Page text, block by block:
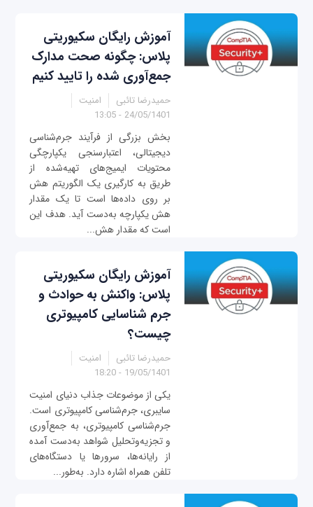
آموزش رایگان سکیوریتی
پلاس: چگونه صحت مدارک
جمع‌آوری شده را تایید کنیم
حمیدرضا تائبی
امنیت
24/05/1401 - 13:05
بخش بزرگی از فرآیند جرم‌شناسی
دیجیتالی، اعتبارسنجی یکپارچگی
محتویات ایمیج‌های تهیه‌شده از
طریق به کارگیری یک الگوریتم هش
بر روی داده‌ها است تا یک مقدار
هش یکپارچه به‌دست آید. هدف این
است که مقدار هش...
آموزش رایگان سکیوریتی
پلاس: واکنش به حوادث و
جرم شناسایی کامپیوتری
چیست؟
حمیدرضا تائبی
امنیت
19/05/1401 - 18:20
یکی از موضوعات جذاب دنیای امنیت
سایبری، جرم‌شناسی کامپیوتری است.
جرم‌شناسی کامپیوتری، به جمع‌آوری
و تجزیه‌و‌تحلیل شواهد به‌دست آمده
از رایانه‌ها، سرورها یا دستگاه‌های
تلفن همراه اشاره دارد. به‌طور...